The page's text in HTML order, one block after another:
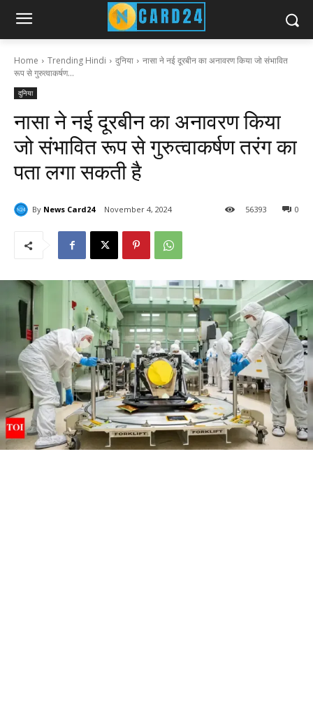
Home Trending Hindi दुनिया
नासा ने नई दूरबीन का अनावरण किया जो संभावित
रूप से गुरुत्वाकर्षण...
दुनिया
नासा ने नई दूरबीन का अनावरण किया
जो संभावित रूप से गुरुत्वाकर्षण तरंग का
पता लगा सकती है
By News Card24 November 4, 2024 0
56393